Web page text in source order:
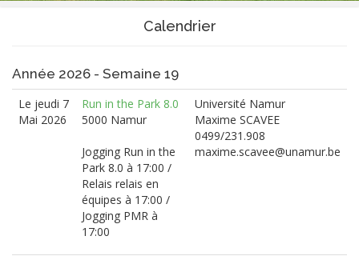
Calendrier
Année 2026 - Semaine 19
Le jeudi 7
Mai 2026
Run in the Park 8.0
5000 Namur
Jogging Run in the
Park 8.0 à 17:00 /
Relais relais en
équipes à 17:00 /
Jogging PMR à
17:00
Université Namur
Maxime SCAVEE
0499/231.908
maxime.scavee@unamur.be